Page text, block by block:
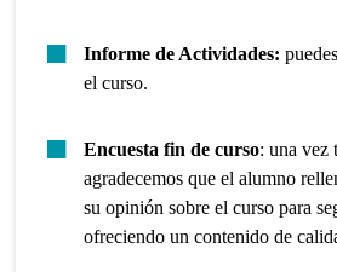
Informe de Actividades:
el curso.
Encuesta fin de curso: una vez
agradecemos que el alumno
su opinión sobre el curso para
ofreciendo un contenido de